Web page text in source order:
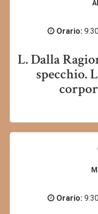
Orario:
L. Dalla
specchio.
Orario: